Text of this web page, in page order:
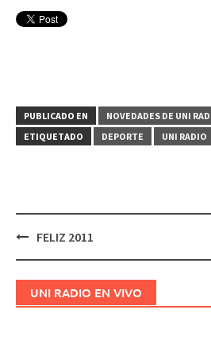
PUBLICADO EN
NOVEDADES DE UNI
ETIQUETADO
DEPORTE UNI RADIO
entradas
FELIZ 2011
UNI RADIO EN VIVO